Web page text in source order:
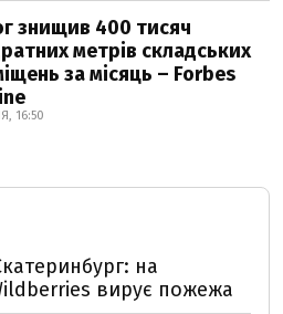
знищив 400 тисяч
метрів складських
за місяць – Forbes
16:50
на
вирує пожежа